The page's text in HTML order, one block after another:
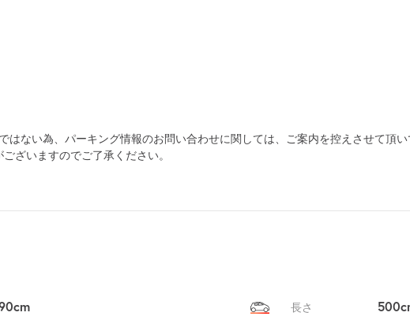
はない為、パーキング情報のお問い合わせに関しては、ご案内を控えさせて頂
ざいますのでご了承ください。
長さ